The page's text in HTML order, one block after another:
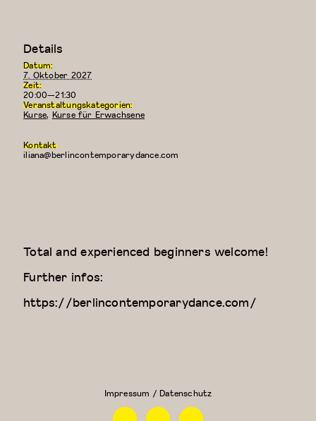
Total and experienced beginners welcome!
Further infos:
https://berlincontemporarydance.com/
Details
Datum:
7. Oktober 2027
Zeit:
20:00—21:30
Veranstaltungskategorien:
Kurse, Kurse für Erwachsene
Kontakt
iliana@berlincontemporarydance.com
Impressum / Datenschutz
FacebookInstagramLinkedin